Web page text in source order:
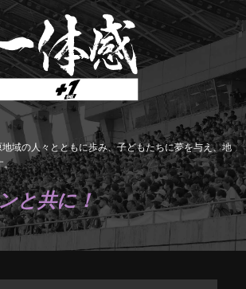
域の人々とともに歩み、子どもたちに夢を与え、地
。
と共に！